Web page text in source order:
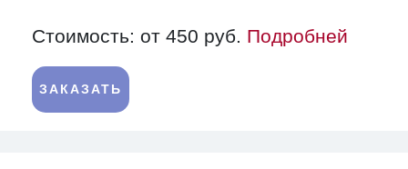
Стоимость: от 450 руб. Подробней
ЗАКАЗАТЬ